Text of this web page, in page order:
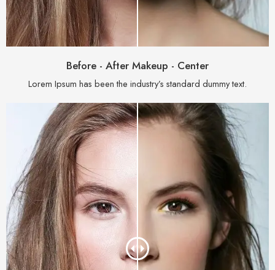
Before - After Makeup - Center
Lorem Ipsum has been the industry’s standard dummy text.